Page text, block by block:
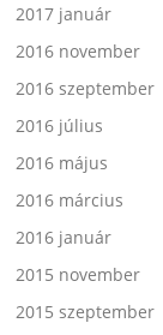
2017 január
2016 november
2016 szeptember
2016 július
2016 május
2016 március
2016 január
2015 november
2015 szeptember